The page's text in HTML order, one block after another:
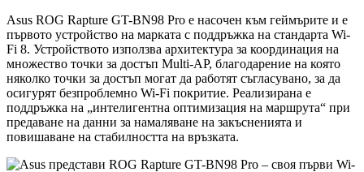
Asus ROG Rapture GT-BN98 Pro е насочен към геймърите и е
първото устройство на марката с поддръжка на стандарта Wi-
Fi 8. Устройството използва архитектура за координация на
множество точки за достъп Multi-AP, благодарение на която
няколко точки за достъп могат да работят съгласувано, за да
осигурят безпроблемно Wi-Fi покритие. Реализирана е
поддръжка на „интелигентна оптимизация на маршрута“ при
предаване на данни за намаляване на закъсненията и
повишаване на стабилността на връзката.